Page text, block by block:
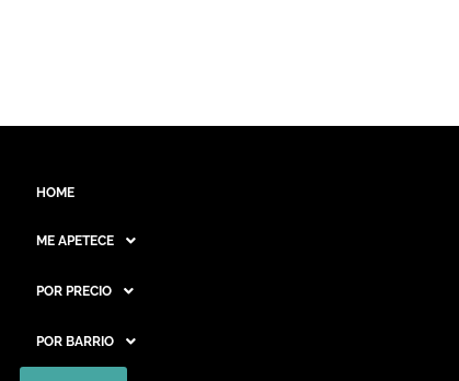
HOME
ME APETECE
POR PRECIO
POR BARRIO